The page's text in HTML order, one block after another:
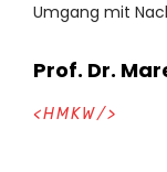
Umgang mit
Prof. Dr.
<HMKW/>